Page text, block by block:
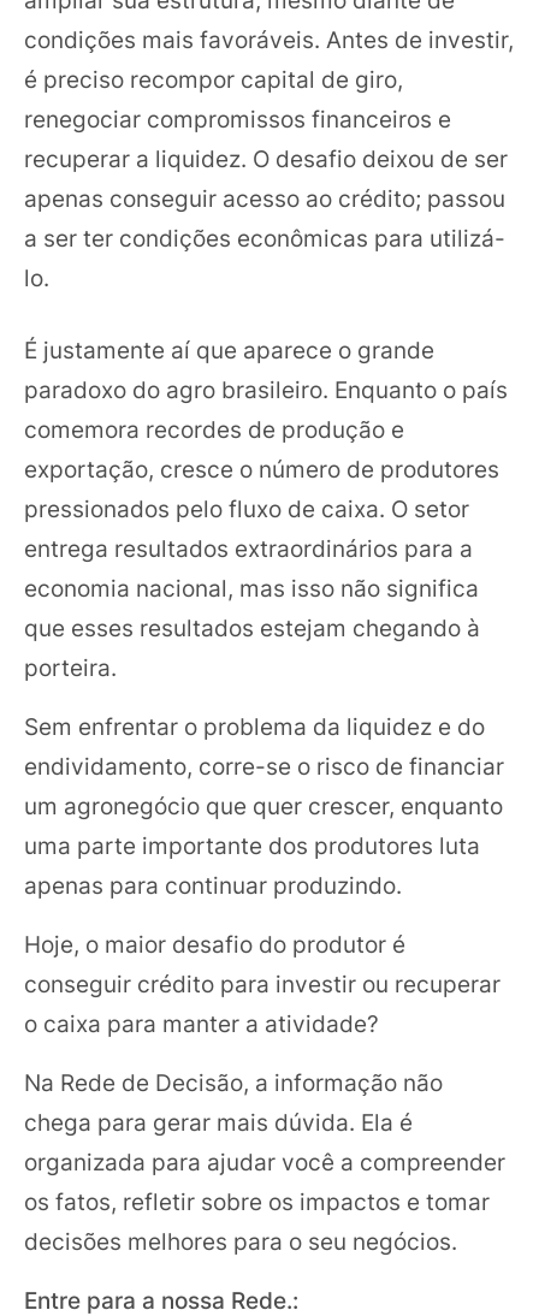
condições mais favoráveis. Antes de investir,
é preciso recompor capital de giro,
renegociar compromissos financeiros e
recuperar a liquidez. O desafio deixou de ser
apenas conseguir acesso ao crédito; passou
a ser ter condições econômicas para utilizá-
lo.
É justamente aí que aparece o grande
paradoxo do agro brasileiro. Enquanto o país
comemora recordes de produção e
exportação, cresce o número de produtores
pressionados pelo fluxo de caixa. O setor
entrega resultados extraordinários para a
economia nacional, mas isso não significa
que esses resultados estejam chegando à
porteira.
Sem enfrentar o problema da liquidez e do
endividamento, corre-se o risco de financiar
um agronegócio que quer crescer, enquanto
uma parte importante dos produtores luta
apenas para continuar produzindo.
Hoje, o maior desafio do produtor é
conseguir crédito para investir ou recuperar
o caixa para manter a atividade?
Na Rede de Decisão, a informação não
chega para gerar mais dúvida. Ela é
organizada para ajudar você a compreender
os fatos, refletir sobre os impactos e tomar
decisões melhores para o seu negócios.
Entre para a nossa Rede.: